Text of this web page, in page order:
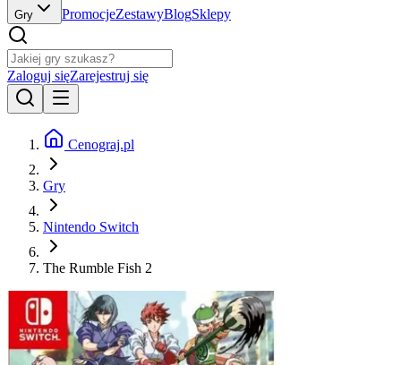
Gry PromocjeZestawyBlogSklepy
Zaloguj sięZarejestruj się
Cenograj.pl
Gry
Nintendo Switch
The Rumble Fish 2